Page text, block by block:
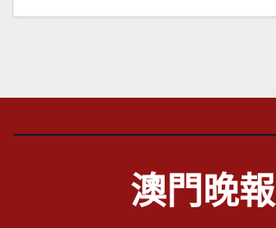
覽
澳門晚報